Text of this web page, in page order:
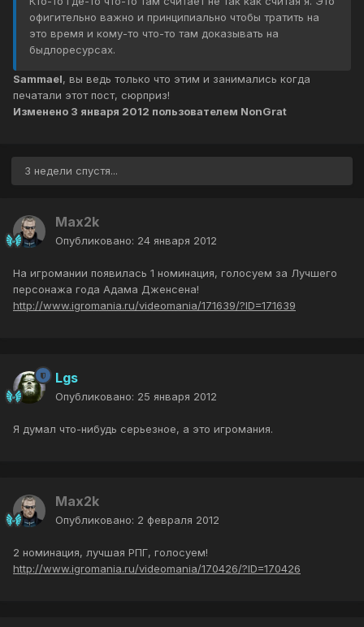
офигительно важно и принципиально чтобы тратить на
это время и кому-то что-то там доказывать на
быдлоресурсах.
Sammael, вы ведь только что этим и занимались когда
печатали этот пост, сюрприз!
Изменено 3 января 2012 пользователем NonGrat
3 недели спустя...
Max2k
Опубликовано: 24 января 2012
На игромании появилась 1 номинация, голосуем за Лучшего
персонажа года Адама Дженсена!
http://www.igromania.ru/videomania/171639/?ID=171639
Lgs
Опубликовано: 25 января 2012
Я думал что-нибудь серьезное, а это игромания.
Max2k
Опубликовано: 2 февраля 2012
2 номинация, лучшая РПГ, голосуем!
http://www.igromania.ru/videomania/170426/?ID=170426